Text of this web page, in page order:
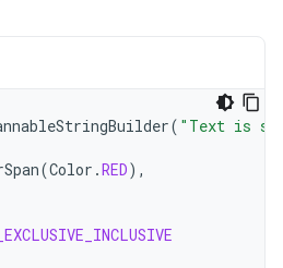
( "Text is
(Color .RED),